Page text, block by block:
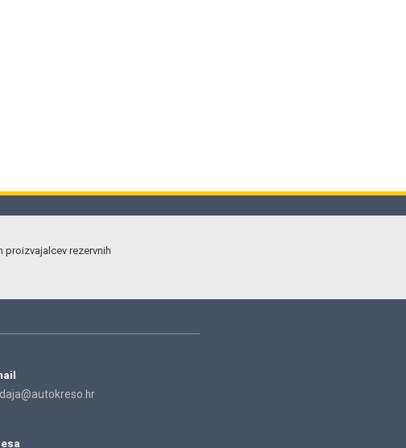
proizvajalcev rezervnih